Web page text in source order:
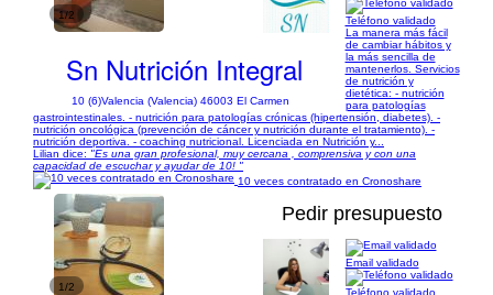
1/2
Sn Nutrición Integral
10 (6)Valencia (Valencia) 46003 El Carmen
Teléfono validado
La manera más fácil
de cambiar hábitos y
la más sencilla de
mantenerlos. Servicios
de nutrición y
dietética: - nutrición
para patologías
gastrointestinales. - nutrición para patologías crónicas (hipertensión, diabetes). -
nutrición oncológica (prevención de cáncer y nutrición durante el tratamiento). -
nutrición deportiva. - coaching nutricional. Licenciada en Nutrición y...
Lilian dice: "Es una gran profesional, muy cercana , comprensiva y con una
capacidad de escuchar y ayudar de 10! "
10 veces contratado en Cronoshare
1/2
Pedir presupuesto
Email validado
Teléfono validado